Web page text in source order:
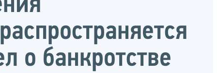
о банкротстве